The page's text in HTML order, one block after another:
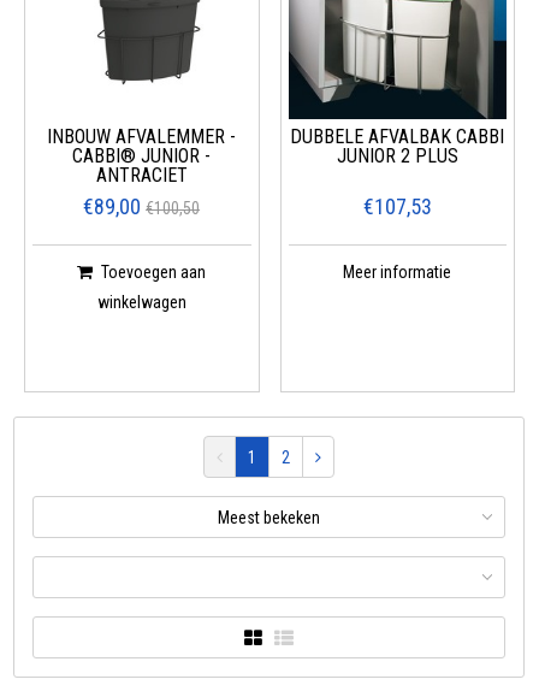
INBOUW AFVALEMMER -
CABBI® JUNIOR -
ANTRACIET
€89,00 €100,50
Toevoegen aan
winkelwagen
DUBBELE AFVALBAK CABBI
JUNIOR 2 PLUS
€107,53
Meer informatie
1 2
Meest bekeken